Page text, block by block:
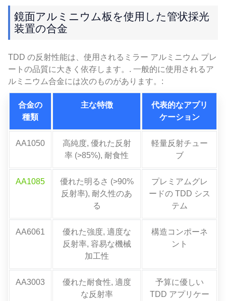
鏡面アルミニウム板を使用した管状採光
装置の合金
TDD の反射性能は、使用されるミラー アルミニウム プレ
ートの品質に大きく依存します。. 一般的に使用されるア
ルミニウム合金には次のものがあります。:
合金の
種類
主な特徴
代表的なアプリ
ケーション
AA1050
高純度, 優れた反射
率 (>85%), 耐食性
軽量反射チュー
ブ
AA1085
優れた明るさ (>90%
反射率), 耐久性のあ
る
プレミアムグレ
ードの TDD シス
テム
AA6061
優れた強度, 適度な
反射率, 容易な機械
加工性
構造コンポーネ
ント
AA3003
優れた耐食性, 適度
な反射率
予算に優しい
TDD アプリケー